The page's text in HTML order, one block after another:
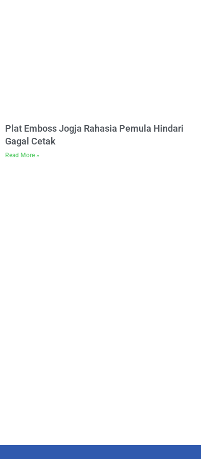
Plat Emboss Jogja Rahasia Pemula Hindari
Gagal Cetak
Read More »